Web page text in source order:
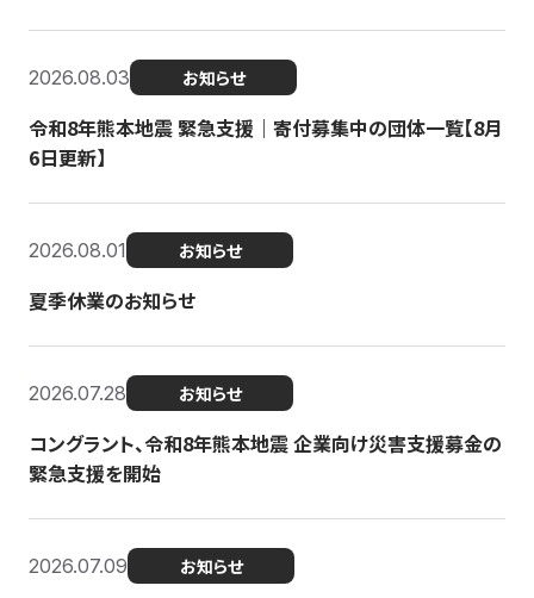
2026.08.03 お知らせ
令和8年熊本地震 緊急支援｜寄付募集中の団体一覧【8月
6日更新】
2026.08.01 お知らせ
夏季休業のお知らせ
2026.07.28 お知らせ
コングラント、令和8年熊本地震 企業向け災害支援募金の
緊急支援を開始
2026.07.09 お知らせ